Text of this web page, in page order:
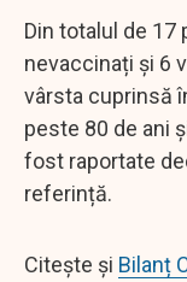
Din totalul de 17
nevaccinați și 6
vârsta cuprinsă
peste 80 de ani
fost raportate
referință.
Citește și Bilanț